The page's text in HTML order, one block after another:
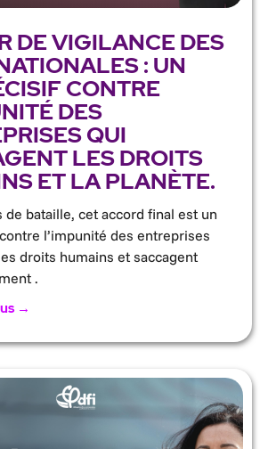
DE VIGILANCE DES
: UN
CONTRE
DES
QUI
LES DROITS
ET LA PLANÈTE.
de bataille, cet accord final est un
l’impunité des entreprises
droits humains et saccagent
.
→